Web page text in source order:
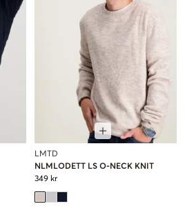
LMTD
NLMLODETT LS O-NECK KNIT
349 kr